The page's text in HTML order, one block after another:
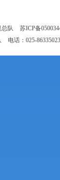
总队 苏ICP备
电话：025-